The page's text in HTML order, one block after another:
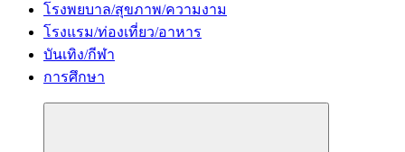
โรงพยบาล/สุขภาพ/ความงาม
โรงแรม/ท่องเที่ยว/อาหาร
บันเทิง/กีฬา
การศึกษา